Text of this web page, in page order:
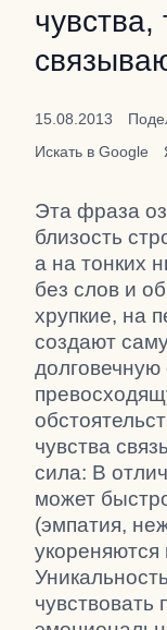
чувства,
15.08.2013
Искать в Google
Эта фраза
близость
а на тонких
без слов и
хрупкие, на
создают
чувства
сила: В
может
(эмпатия,
укореняются